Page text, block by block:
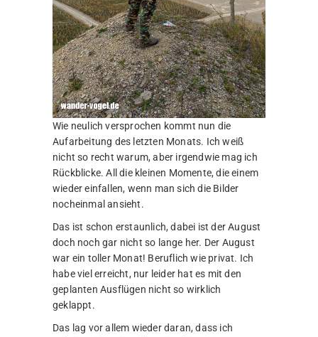
Wie neulich versprochen kommt nun die
Aufarbeitung des letzten Monats. Ich weiß
nicht so recht warum, aber irgendwie mag ich
Rückblicke. All die kleinen Momente, die einem
wieder einfallen, wenn man sich die Bilder
nocheinmal ansieht.
Das ist schon erstaunlich, dabei ist der August
doch noch gar nicht so lange her. Der August
war ein toller Monat! Beruflich wie privat. Ich
habe viel erreicht, nur leider hat es mit den
geplanten Ausflügen nicht so wirklich
geklappt.
Das lag vor allem wieder daran, dass ich